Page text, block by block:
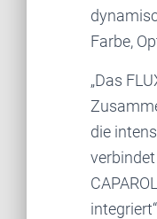
Farbe,
„Das
die